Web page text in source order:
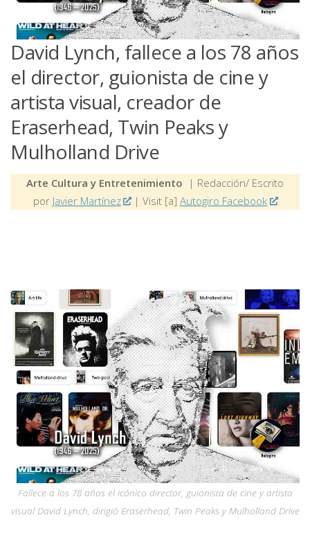
David Lynch, fallece a los 78 años
el director, guionista de cine y
artista visual, creador de
Eraserhead, Twin Peaks y
Mulholland Drive
Arte Cultura y Entretenimiento | Redacción/ Escrito
por Javier Martínez | Visit [a] Autogiro Facebook
Fallece a los 78 años el icónico director, guionista de cine y artista
visual David Lynch, dirigió Eraserhead, Twin Peaks y Mulholland Drive